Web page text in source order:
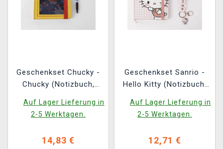
Geschenkset Chucky -
Chucky (Notizbuch,
Auf Lager Lieferung in
2-5 Werktagen.
14,83 €
Geschenkset Sanrio -
Hello Kitty (Notizbuch,
Lesezeichen)
Auf Lager Lieferung in
2-5 Werktagen.
12,71 €